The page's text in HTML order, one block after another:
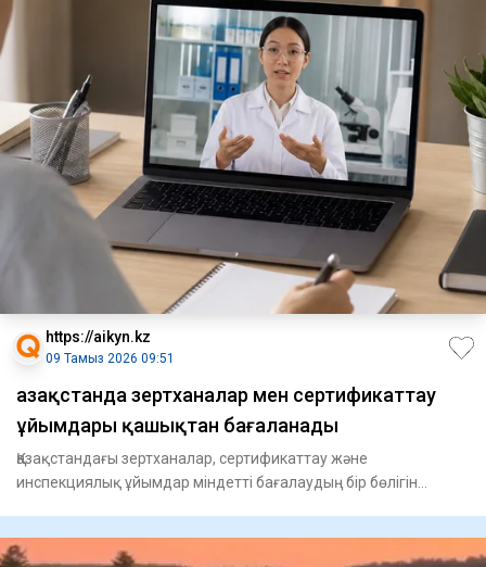
https://aikyn.kz
09 Тамыз 2026 09:51
Қазақстанда зертханалар мен сертификаттау
ұйымдары қашықтан бағаланады
Қазақстандағы зертханалар, сертификаттау және
инспекциялық ұйымдар міндетті бағалаудың бір бөлігін